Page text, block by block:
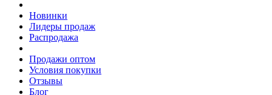
Новинки
Лидеры продаж
Распродажа
Продажи оптом
Условия покупки
Отзывы
Блог